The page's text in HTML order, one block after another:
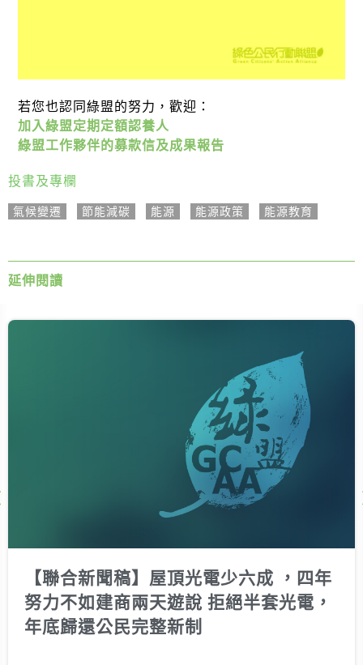
若您也認同綠盟的努力，歡迎：
加入綠盟定期定額認養人
綠盟工作夥伴的募款信及成果報告
投書及專欄
氣候變遷 節能減碳 能源 能源政策 能源教育
延伸閱讀
【聯合新聞稿】屋頂光電少六成 ，四年
努力不如建商兩天遊說 拒絕半套光電，
年底歸還公民完整新制
Next